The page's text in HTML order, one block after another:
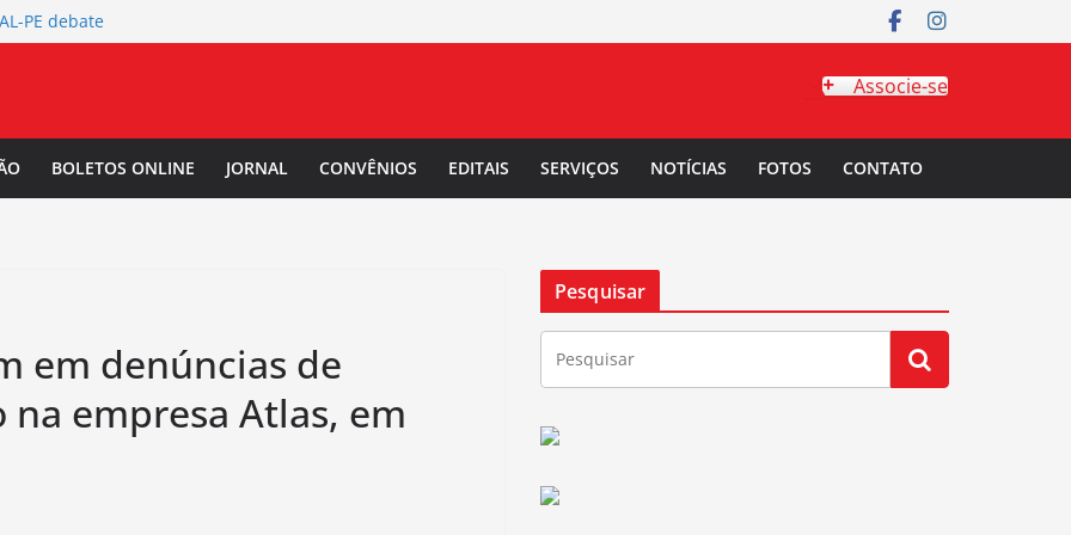
PE debate
Mulher Negra
da
Salarial
Associe-se
BOLETOS ONLINE JORNAL CONVÊNIOS EDITAIS SERVIÇOS NOTÍCIAS FOTOS CONTATO
em denúncias de
na empresa Atlas, em
Pesquisar